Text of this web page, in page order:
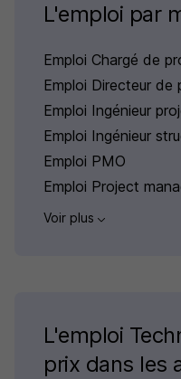
L'emploi par
Emploi Chargé de
Emploi Directeur de
Emploi Ingénieur
Emploi Ingénieur
Emploi PMO
Emploi Project
Voir plus
L'emploi
prix dans les